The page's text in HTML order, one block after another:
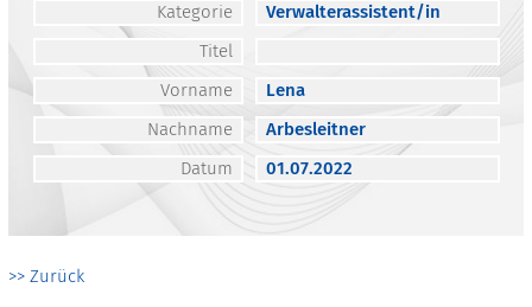
Kategorie
Verwalterassistent/in
Titel
Vorname
Lena
Nachname
Arbesleitner
Datum
01.07.2022
>> Zurück